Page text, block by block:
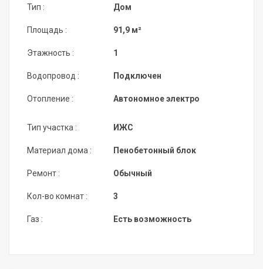
Тип :
Площадь :
Этажность :
Водопровод :
Отопление :
Дом
91,9 м²
1
Подключен
Автономное электро
Тип участка :
Материал дома :
Ремонт :
Кол-во комнат :
Газ :
ИЖС
Пенобетонный блок
Обычный
3
Есть возможность